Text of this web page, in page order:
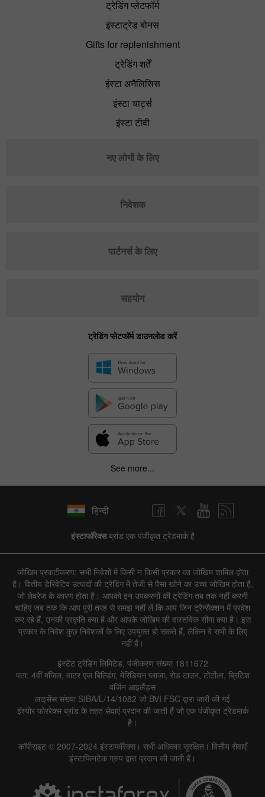
ट्रेडिंग प्लेटफॉर्म
इंस्टाट्रेड बोनस
Gifts for replenishment
ट्रेडिंग शर्तें
इंस्टा अनैलिसिस
इंस्टा चार्ट्स
इंस्टा टीवी
नए लोगों के लिए
निवेशक
पार्टनर्स के लिए
सहयोग
ट्रेडिंग प्लेटफॉर्म डाउनलोड करें
See more...
हिन्दी
इंस्टाफॉरेक्सब्रांड एक पंजीकृत ट्रेडमार्क है
जोखिम प्रकटीकरण: सभी निवेशों में किसी न किसी प्रकार का जोखिम शामिल होता
है। वित्तीय डेरिवेटिव उत्पादों की ट्रेडिंग में तेजी से पैसा खोने का उच्च जोखिम होता है,
जो लेवरेज के कारण होता है। आपको इन उपकरणों की ट्रेडिंग तब तक नहीं करनी
चाहिए जब तक कि आप पूरी तरह से समझ नहीं लें कि आप जिन ट्रैन्सैक्शन में प्रवेश
कर रहे हैं, उनकी प्रकृति क्या है और आपके जोखिम की वास्तविक सीमा क्या है। इस
प्रकार के निवेश कुछ निवेशकों के लिए उपयुक्त हो सकते हैं, लेकिन वे सभी के लिए
नहीं हैं।
इंस्टेंट ट्रेडिंग लिमिटेड, पंजीकरण संख्या 1811672
पता: 4वीं मंजिल, वाटर एज बिल्डिंग, मेरिडियन प्लाजा, रोड टाउन, टोर्टोला, ब्रिटिश
वर्जिन आइलैंड्स
लाइसेंस संख्या SIBA/L/14/1082 जो BVI FSC द्वारा जारी की गई
इंश्योर फोररेक्स ब्रांड के तहत सेवाएं प्रदान की जाती हैं जो एक पंजीकृत ट्रेडमार्क
है।
कॉपीराइट © 2007-2024 इंस्टाफॉरेक्स। सभी अधिकार सुरक्षित। वित्तीय सेवाएँ
इंस्टाफिनटेक ग्रुप द्वारा प्रदान की जाती हैं।